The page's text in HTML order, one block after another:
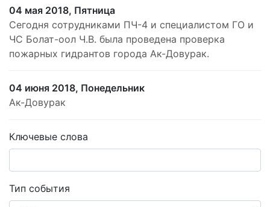
04 мая 2018, Пятница
Сегодня сотрудниками ПЧ-4 и специалистом ГО и
ЧС Болат-оол Ч.В. была проведена проверка
пожарных гидрантов города Ак-Довурак.
04 июня 2018, Понедельник
Ак-Довурак
Ключевые слова
Тип события